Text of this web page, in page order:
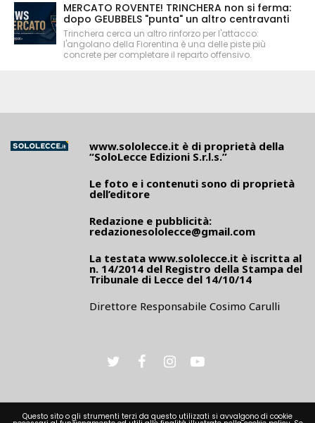
MERCATO ROVENTE! TRINCHERA non si ferma:
dopo GEUBBELS "punta" un altro centravanti
Trinchera cerca un altro rinforzo per l'attacco:
l'angolano della Fiorentina è una delle piste più
concrete per completare il reparto offensivo.
www.sololecce.it è di proprietà della
“SoloLecce Edizioni S.r.l.s.”
Le foto e i contenuti sono di proprietà
dell’editore
Redazione e pubblicità:
redazionesololecce@gmail.com
La testata www.sololecce.it è iscritta al
n. 14/2014 del Registro della Stampa del
Tribunale di Lecce del 14/10/14
Direttore Responsabile Cosimo Carulli
Questo sito o gli strumenti terzi da questo utilizzati si avvalgono di cookie